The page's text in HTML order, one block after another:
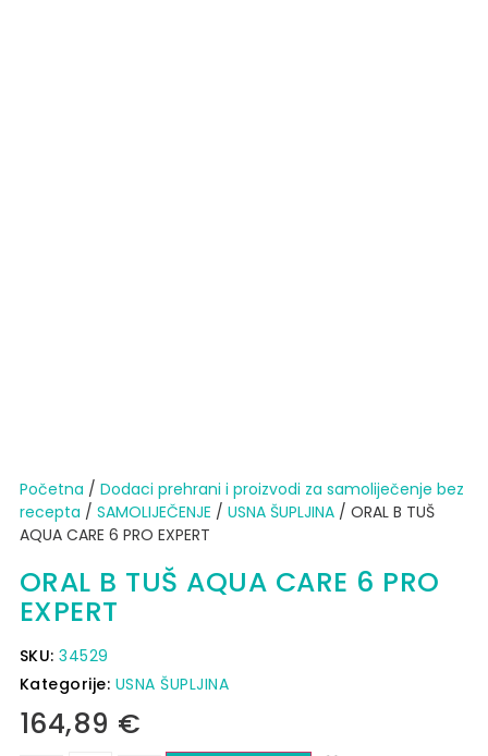
Početna / Dodaci prehrani i proizvodi za samoliječenje bez
recepta / SAMOLIJEČENJE / USNA ŠUPLJINA/ ORAL B TUŠ
AQUA CARE 6 PRO EXPERT
ORAL B TUŠ AQUA CARE 6 PRO
EXPERT
SKU:34529
Kategorije: USNA ŠUPLJINA
164,89 €